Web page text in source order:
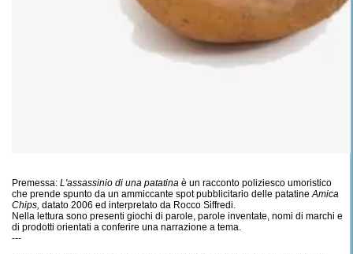
Premessa: L'assassinio di una patatina è un racconto poliziesco umoristico
che prende spunto da un ammiccante spot pubblicitario delle patatineAmica
Chips, datato 2006 ed interpretato da Rocco Siffredi.
Nella lettura sono presenti giochi di parole, parole inventate, nomi di marchi e
di prodotti orientati a conferire una narrazione a tema.
---